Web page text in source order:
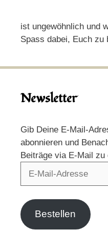
ist ungewöhnlich und
Spass dabei, Euch zu
Newsletter
Gib Deine E-Mail-
abonnieren und
Beiträge via E-Mail zu
Bestellen